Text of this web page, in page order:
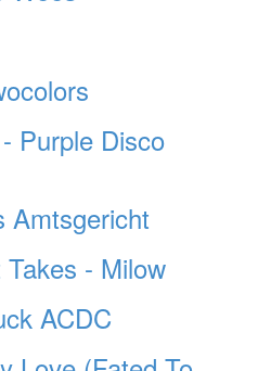
Purple Disco
Amtsgericht
- Milow
ACDC